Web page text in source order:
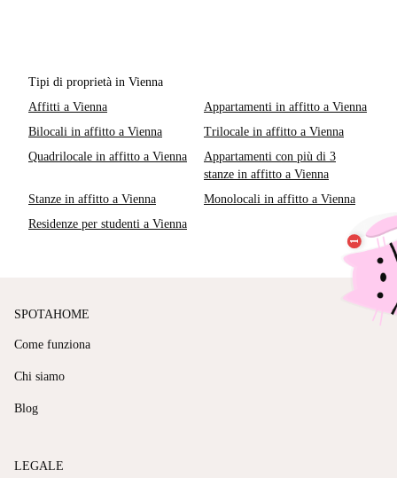
Tipi di proprietà in Vienna
Affitti a Vienna
Appartamenti in affitto a Vienna
Bilocali in affitto a Vienna
Trilocale in affitto a Vienna
Quadrilocale in affitto a Vienna
Appartamenti con più di 3
stanze in affitto a Vienna
Stanze in affitto a Vienna
Monolocali in affitto a Vienna
Residenze per studenti a Vienna
SPOTAHOME
Come funziona
Chi siamo
Blog
LEGALE